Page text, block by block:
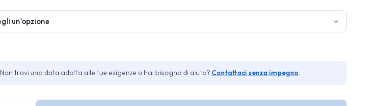
Non trovi una data adatta alle tue esigenze o hai bisogno di aiuto? Contattaci senza impegno.